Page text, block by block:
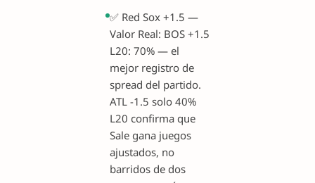
✅ Red Sox +1.5 —
Valor Real: BOS +1.5
L20: 70% — el
mejor registro de
spread del partido.
ATL -1.5 solo 40%
L20 confirma que
Sale gana juegos
ajustados, no
barridos de dos